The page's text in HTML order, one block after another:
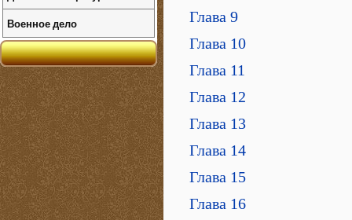
Глава 9
Глава 10
Глава 11
Глава 12
Глава 13
Глава 14
Глава 15
Глава 16
Военное дело